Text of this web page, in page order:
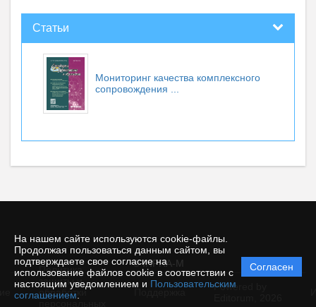
На нашем сайте используются cookie-файлы.
Продолжая пользоваться данным сайтом, вы
подтверждаете свое согласие на
использование файлов cookie в соответствии с
настоящим уведомлением и Пользовательским
соглашением
Согласен
Статьи
Мониторинг качества комплексного
сопровождения ...
© INFRA-M
Политика
защиты и
обработки
Powered by